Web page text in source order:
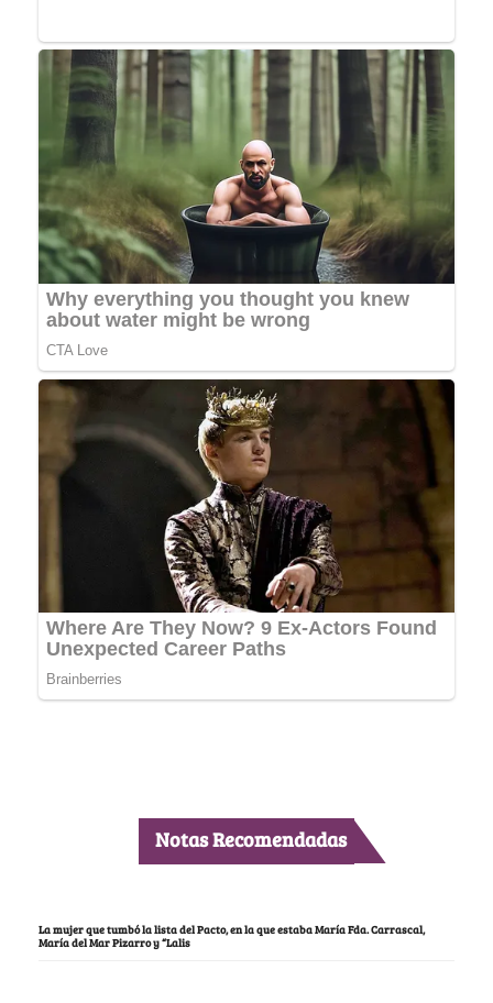
Notas Recomendadas
La mujer que tumbó la lista del Pacto, en la que estaba María Fda. Carrascal,
María del Mar Pizarro y “Lalis